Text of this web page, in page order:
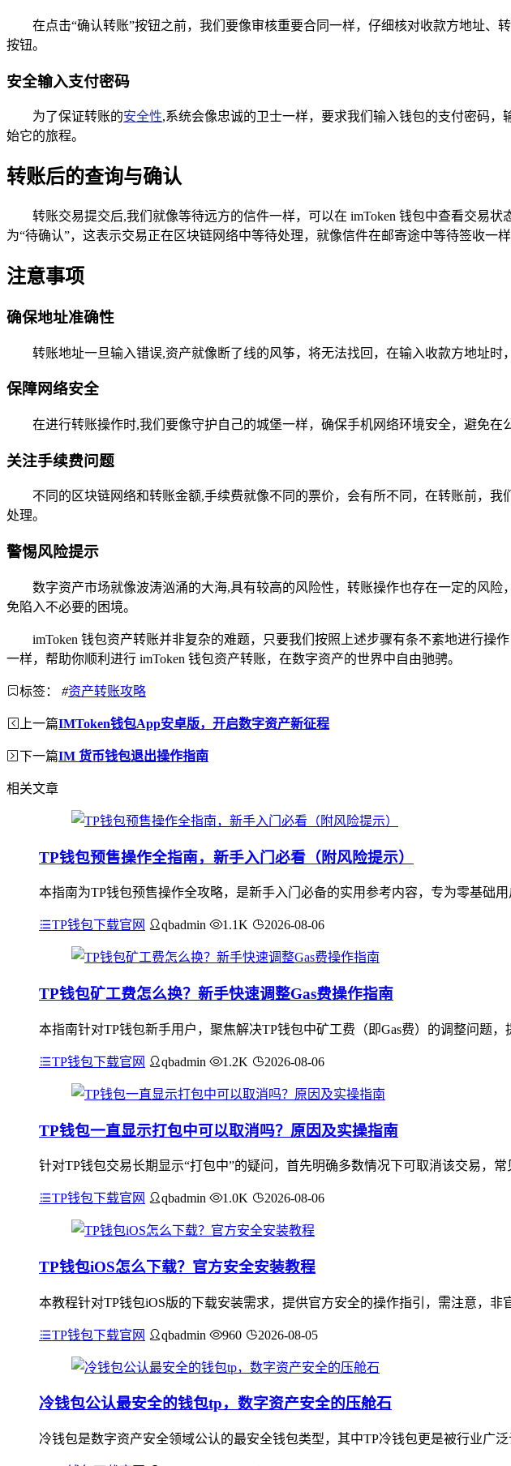
在点击“确认转账”按钮之前，我们要像审核重要合同一样，仔细核对收款方地址
按钮。
安全输入支付密码
为了保证转账的安全性,系统会像忠诚的卫士一样，要求我们输入钱包的支付密码
始它的旅程。
转账后的查询与确认
转账交易提交后,我们就像等待远方的信件一样，可以在 imToken 钱包中查看交易
为“待确认”，这表示交易正在区块链网络中等待处理，就像信件在邮寄途中等待签收一
注意事项
确保地址准确性
转账地址一旦输入错误,资产就像断了线的风筝，将无法找回，在输入收款方地址
保障网络安全
在进行转账操作时,我们要像守护自己的城堡一样，确保手机网络环境安全，避免
关注手续费问题
不同的区块链网络和转账金额,手续费就像不同的票价，会有所不同，在转账前，
处理。
警惕风险提示
数字资产市场就像波涛汹涌的大海,具有较高的风险性，转账操作也存在一定的风
免陷入不必要的困境。
imToken 钱包资产转账并非复杂的难题，只要我们按照上述步骤有条不紊地进行
一样，帮助你顺利进行 imToken 钱包资产转账，在数字资产的世界中自由驰骋。
标签： #资产转账攻略
上一篇IMToken钱包App安卓版，开启数字资产新征程
下一篇IM 货币钱包退出操作指南
相关文章
TP钱包预售操作全指南，新手入门必看（附风险提示）
本指南为TP钱包预售操作全攻略，是新手入门必备的实用参考内容，专为零基础
TP钱包下载官网 qbadmin 1.1K 2026-08-06
TP钱包矿工费怎么换？新手快速调整Gas费操作指南
本指南针对TP钱包新手用户，聚焦解决TP钱包中矿工费（即Gas费）的调整问题
TP钱包下载官网 qbadmin 1.2K 2026-08-06
TP钱包一直显示打包中可以取消吗？原因及实操指南
针对TP钱包交易长期显示“打包中”的疑问，首先明确多数情况下可取消该交易，
TP钱包下载官网 qbadmin 1.0K 2026-08-06
TP钱包iOS怎么下载？官方安全安装教程
本教程针对TP钱包iOS版的下载安装需求，提供官方安全的操作指引，需注意，
TP钱包下载官网 qbadmin 960 2026-08-05
冷钱包公认最安全的钱包tp，数字资产安全的压舱石
冷钱包是数字资产安全领域公认的最安全钱包类型，其中TP冷钱包更是被行业广